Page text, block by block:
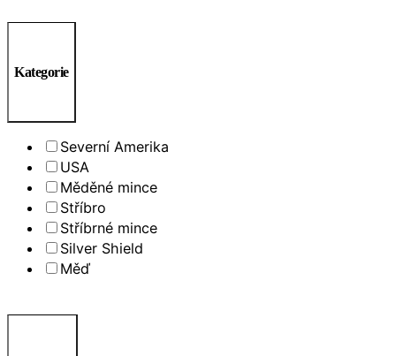
Kategorie
Severní Amerika
USA
Měděné mince
Stříbro
Stříbrné mince
Silver Shield
Měď